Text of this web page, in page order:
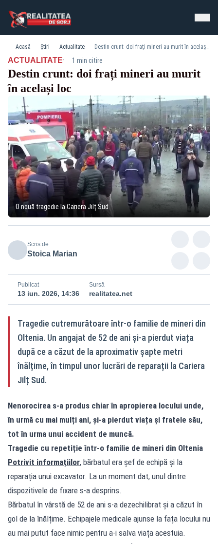
Acasă Știri Actualitate Destin crunt: doi frați mineri au murit în același loc
ACTUALITATE· 1 min citire
Destin crunt: doi frați mineri au murit
în același loc
O nouă tragedie la Cariera Jilț Sud
Scris de
Stoica Marian
Publicat
13 iun. 2026, 14:36
Sursă
realitatea.net
Tragedie cutremurătoare într-o familie de mineri din
Oltenia. Un angajat de 52 de ani și-a pierdut viața
după ce a căzut de la aproximativ șapte metri
înălțime, în timpul unor lucrări de reparații la Cariera
Jilț Sud.
Nenorocirea s-a produs chiar în apropierea locului unde,
în urmă cu mai mulți ani, și-a pierdut viața și fratele său,
tot în urma unui accident de muncă.
Tragedie cu repetiție într-o familie de mineri din Oltenia
Potrivit informațiilor, bărbatul era șef de echipă și la
reparația unui excavator. La un moment dat, unul dintre
dispozitivele de fixare s-a desprins.
Bărbatul în vârstă de 52 de ani s-a dezechilibrat și a căzut în
gol de la înălțime. Echipajele medicale ajunse la fața locului nu
au mai putut face nimic pentru a-i salva viața acestuia.